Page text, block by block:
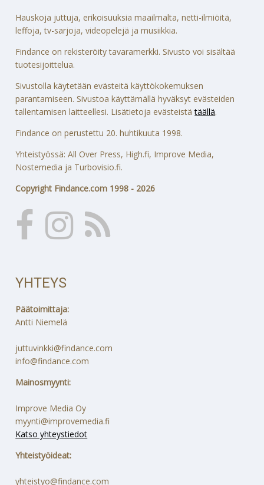
Hauskoja juttuja, erikoisuuksia maailmalta, netti-ilmiöitä,
leffoja, tv-sarjoja, videopelejä ja musiikkia.
Findance on rekisteröity tavaramerkki. Sivusto voi sisältää
tuotesijoittelua.
Sivustolla käytetään evästeitä käyttökokemuksen
parantamiseen. Sivustoa käyttämällä hyväksyt evästeiden
tallentamisen laitteellesi. Lisätietoja evästeistätäällä.
Findance on perustettu 20. huhtikuuta 1998.
Yhteistyössä: All Over Press, High.fi, Improve Media,
Nostemedia ja Turbovisio.fi.
Copyright Findance.com 1998 - 2026
YHTEYS
Päätoimittaja:
Antti Niemelä
juttuvinkki@findance.com
info@findance.com
Mainosmyynti:
Improve Media Oy
myynti@improvemedia.fi
Katso yhteystiedot
Yhteistyöideat:
yhteistyo@findance.com